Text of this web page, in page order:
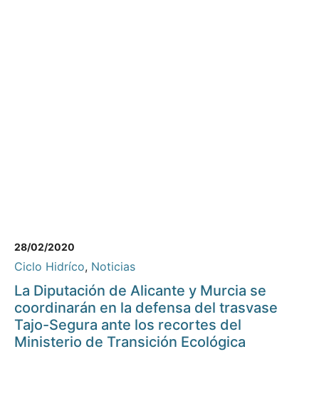
28/02/2020
Ciclo Hidríco, Noticias
La Diputación de Alicante y Murcia se
coordinarán en la defensa del trasvase
Tajo-Segura ante los recortes del
Ministerio de Transición Ecológica